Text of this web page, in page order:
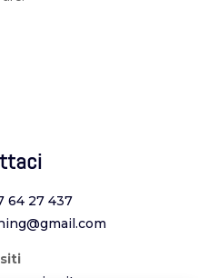
64 27 437